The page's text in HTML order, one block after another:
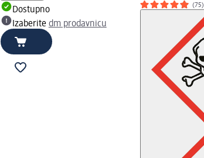
Dostupno
Izaberite dm prodavnicu
(75)